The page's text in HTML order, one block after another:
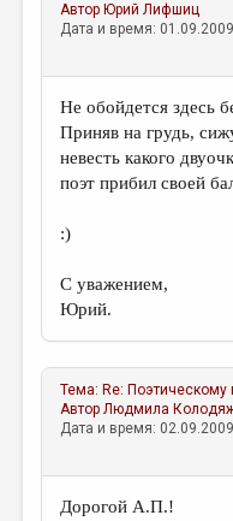
Автор Юрий Лифшиц
Дата и время:
Не обойдется здесь
Приняв на грудь,
невесть какого
поэт прибил своей
:)
С уважением,
Юрий.
Тема: Re: Поэтическому
АвторЛюдмила
Дата и время:
Дорогой А.П.!